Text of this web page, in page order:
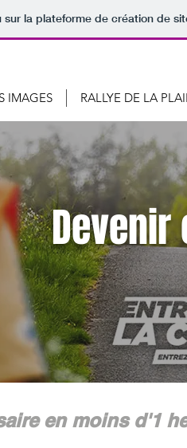
sur la plateforme de création de
IMAGES RALLYE DE LA
en moins d'1